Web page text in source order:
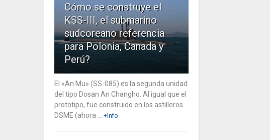
Cómo se construye el
KSS-III, el submarino
sudcoreano referencia
para Polonia, Canada y
Perú?
El «An Mu» (SS-085) es la segunda unidad
del tipo Dosan An Changho. Al igual que el
prototipo, fue construido en los astilleros
DSME (ahora ...
+Info